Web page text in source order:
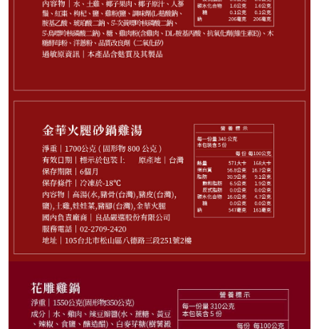
NT$998
剩19件
請選購商品（任選 2 件）
黃金黑蒜燉烏雞2300g*1
人蔘烏骨雞湯 2300g*1 − +